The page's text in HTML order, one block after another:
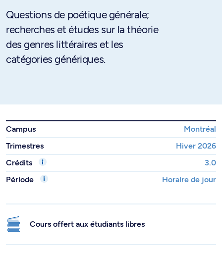
Questions de poétique générale;
recherches et études sur la théorie
des genres littéraires et les
catégories génériques.
Campus
Montréal
Trimestres
Hiver 2026
Crédits
3.0
Période
Horaire de jour
Cours offert aux étudiants libres